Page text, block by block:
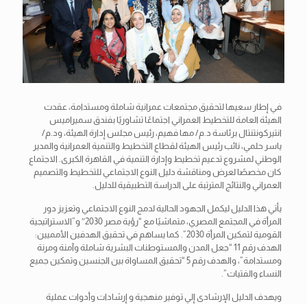
في إطار سعيها لتحقيق مجتمعات عمرانية شاملة ومستدامة، عقدت
الهيئة العامة للتخطيط العمراني اجتماعًا تشاوريًا بفندق سميراميس
انتيركونتنتال برئاسة د.م/ مها فهيم، رئيس مجلس إدارة الهيئة، ود.م/
ياسر حلمي، نائب رئيس الهيئة لقطاع التخطيط والتنمية العمرانية والمدير
الوطني لمشروع تدعيم تخطيط وإدارة التنمية في القاهرة الكبرى. الاجتماع
كان مخصصًا لعرض ومناقشة دليل النوع الاجتماعي للتخطيط والتصميم
العمراني والنتائج المترتبة على الدراسة التطبيقية للدليل.
يأتي هذا الدليل ليكمل الجهود الحالية لدمج النوع الاجتماعي وتعزيز دور
المرأة في المجتمع المصري، متماشيًا مع “رؤية مصر 2030″ و”الاستراتيجية
القومية لتمكين المرأة 2030”. كما يساهم في تحقيق الهدفين الأمميين:
الهدف رقم 11 “جعل المدن والمستوطنات البشرية شاملة وآمنة ومرنة
ومستدامة”، والهدف رقم 5 “تحقيق المساواة بين الجنسين وتمكين جميع
النساء والفتيات”.
ويهدف الدليل الإرشادى إلي توفير منهجية و إرشادات وأدوات عملية